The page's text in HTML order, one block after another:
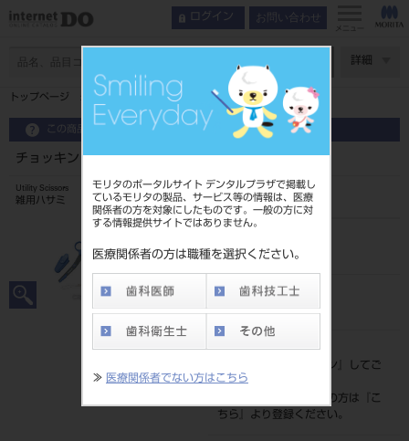
モリタのポータルサイト デンタルプラザで掲載し
ているモリタの製品、サービス等の情報は、医療
関係者の方を対象にしたものです。一般の方に対
する情報提供サイトではありません。
医療関係者の方は職種を選択ください。
≫ 医療関係者でない方はこちら
ログイン お問い合わせ
メニュー
詳細
トップページ チョッキン クロス グリーン
この商品に関するお問い合わせ
チョッキン クロス グリーン
Utility Scissors
雑用ハサミ
202110920G
JAN/EANコード
標準価格
ログイン
』してご
覧ください。
ネット会員登録がまだの方は『
こ
ちら
』より登録ください。